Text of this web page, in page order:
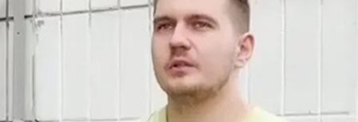
недоброжелатели.